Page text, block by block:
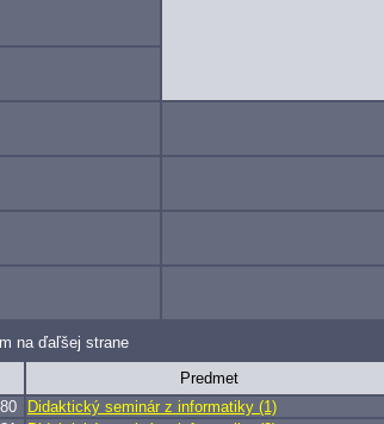
na ďaľšej strane
Predmet
Didaktický seminár z informatiky (1)